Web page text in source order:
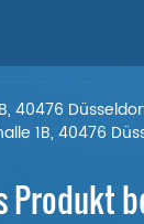
40476
1B, 40476
Produkt